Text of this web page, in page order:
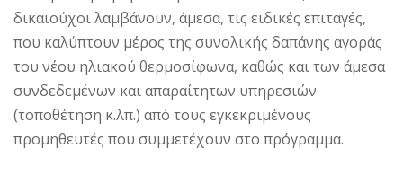
δικαιούχοι λαμβάνουν, άμεσα, τις ειδικές επιταγές,
που καλύπτουν μέρος της συνολικής δαπάνης αγοράς
του νέου ηλιακού θερμοσίφωνα, καθώς και των άμεσα
συνδεδεμένων και απαραίτητων υπηρεσιών
(τοποθέτηση κ.λπ.) από τους εγκεκριμένους
προμηθευτές που συμμετέχουν στο πρόγραμμα.